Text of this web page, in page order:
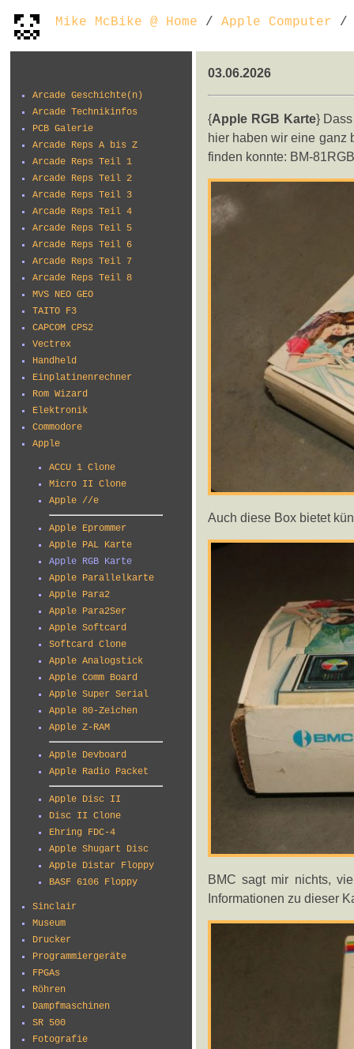
Mike McBike @ Home / Apple Computer /
Arcade Geschichte(n)
Arcade Technikinfos
PCB Galerie
Arcade Reps A bis Z
Arcade Reps Teil 1
Arcade Reps Teil 2
Arcade Reps Teil 3
Arcade Reps Teil 4
Arcade Reps Teil 5
Arcade Reps Teil 6
Arcade Reps Teil 7
Arcade Reps Teil 8
MVS NEO GEO
TAITO F3
CAPCOM CPS2
Vectrex
Handheld
Einplatinenrechner
Rom Wizard
Elektronik
Commodore
Apple
ACCU 1 Clone
Micro II Clone
Apple //e
Apple Eprommer
Apple PAL Karte
Apple RGB Karte
Apple Parallelkarte
Apple Para2
Apple Para2Ser
Apple Softcard
Softcard Clone
Apple Analogstick
Apple Comm Board
Apple Super Serial
Apple 80-Zeichen
Apple Z-RAM
Apple Devboard
Apple Radio Packet
Apple Disc II
Disc II Clone
Ehring FDC-4
Apple Shugart Disc
Apple Distar Floppy
BASF 6106 Floppy
Sinclair
Museum
Drucker
Programmiergeräte
FPGAs
Röhren
Dampfmaschinen
SR 500
Fotografie
03.06.2026
{Apple RGB Karte}
hier haben wir eine ganz
finden konnte: BM-
Auch diese Box bietet
BMC sagt mir nichts,
Informationen zu dieser